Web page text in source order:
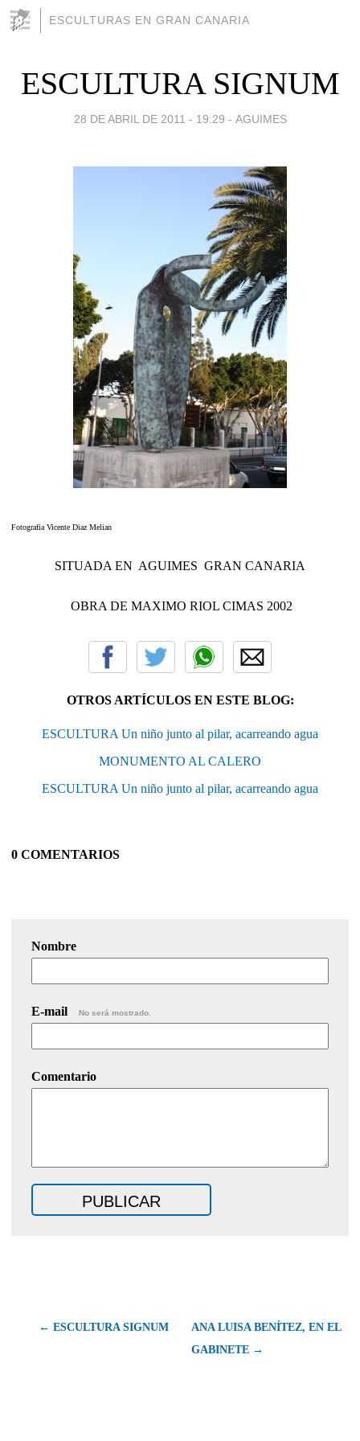
ESCULTURAS EN GRAN CANARIA
ESCULTURA SIGNUM
28 DE ABRIL DE 2011 - 19:29 - AGUIMES
Fotografia Vicente Diaz Melian
SITUADA EN AGUIMES GRAN CANARIA
OBRA DE MAXIMO RIOL CIMAS 2002
OTROS ARTÍCULOS EN ESTE BLOG:
ESCULTURA Un niño junto al pilar, acarreando agua
MONUMENTO AL CALERO
ESCULTURA Un niño junto al pilar, acarreando agua
0 COMENTARIOS
Nombre
E-mail No será mostrado.
Comentario
← ESCULTURA SIGNUM
ANA LUISA BENÍTEZ, EN EL
GABINETE →